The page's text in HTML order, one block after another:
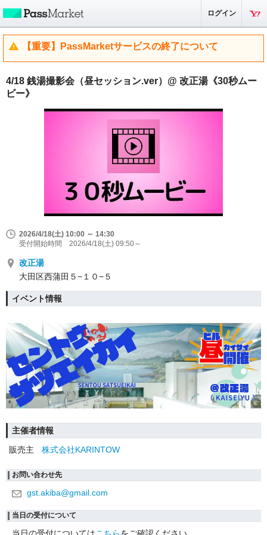
ログイン
【重要】PassMarketサービスの終了について
4/18 銭湯撮影会（昼セッション.ver）@ 改正湯《30秒ムー
ビー》
2026/4/18(土) 10:00 ～ 14:30
受付開始時間 2026/4/18(土) 09:50～
改正湯
大田区西蒲田５−１０−５
イベント情報
主催者情報
販売主
株式会社KARINTOW
お問い合わせ先
gst.akiba@gmail.com
当日の受付について
当日の受付については こちらをご確認ください。